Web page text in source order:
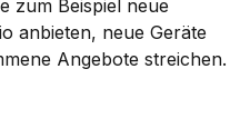
zum Beispiel neue
anbieten, neue Geräte
Angebote streichen.